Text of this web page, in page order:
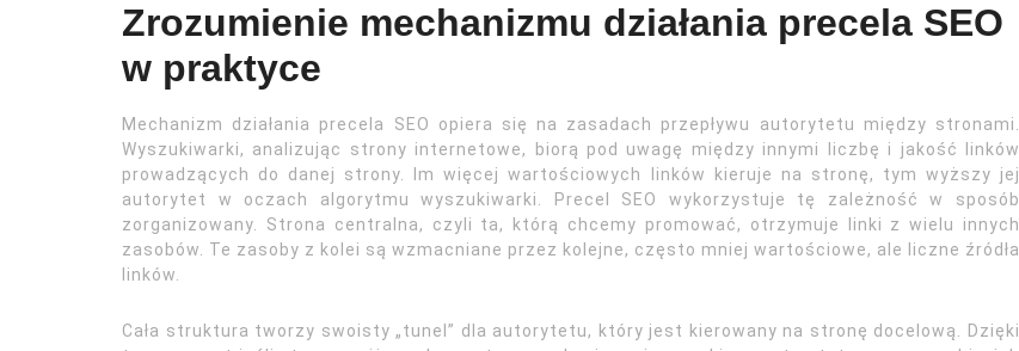
Zrozumienie mechanizmu działania precela SEO
w praktyce
Mechanizm działania precela SEO opiera się na zasadach przepływu autorytetu między stronami.
Wyszukiwarki, analizując strony internetowe, biorą pod uwagę między innymi liczbę i jakość linków
prowadzących do danej strony. Im więcej wartościowych linków kieruje na stronę, tym wyższy jej
autorytet w oczach algorytmu wyszukiwarki. Precel SEO wykorzystuje tę zależność w sposób
zorganizowany. Strona centralna, czyli ta, którą chcemy promować, otrzymuje linki z wielu innych
zasobów. Te zasoby z kolei są wzmacniane przez kolejne, często mniej wartościowe, ale liczne źródła
linków.
Cała struktura tworzy swoisty „tunel” dla autorytetu, który jest kierowany na stronę docelową. Dzięki